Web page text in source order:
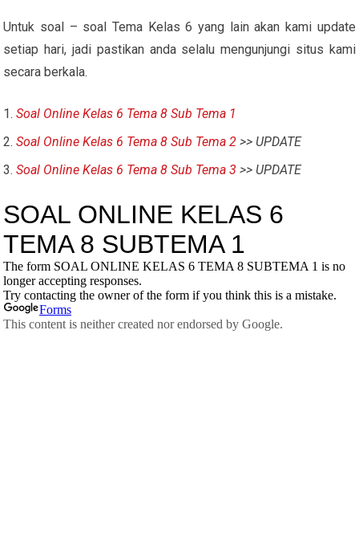
Untuk soal – soal Tema Kelas 6 yang lain akan kami update
setiap hari, jadi pastikan anda selalu mengunjungi situs kami
secara berkala.
Soal Online Kelas 6 Tema 8 Sub Tema 1
Soal Online Kelas 6 Tema 8 Sub Tema 2 >> UPDATE
Soal Online Kelas 6 Tema 8 Sub Tema 3 >> UPDATE